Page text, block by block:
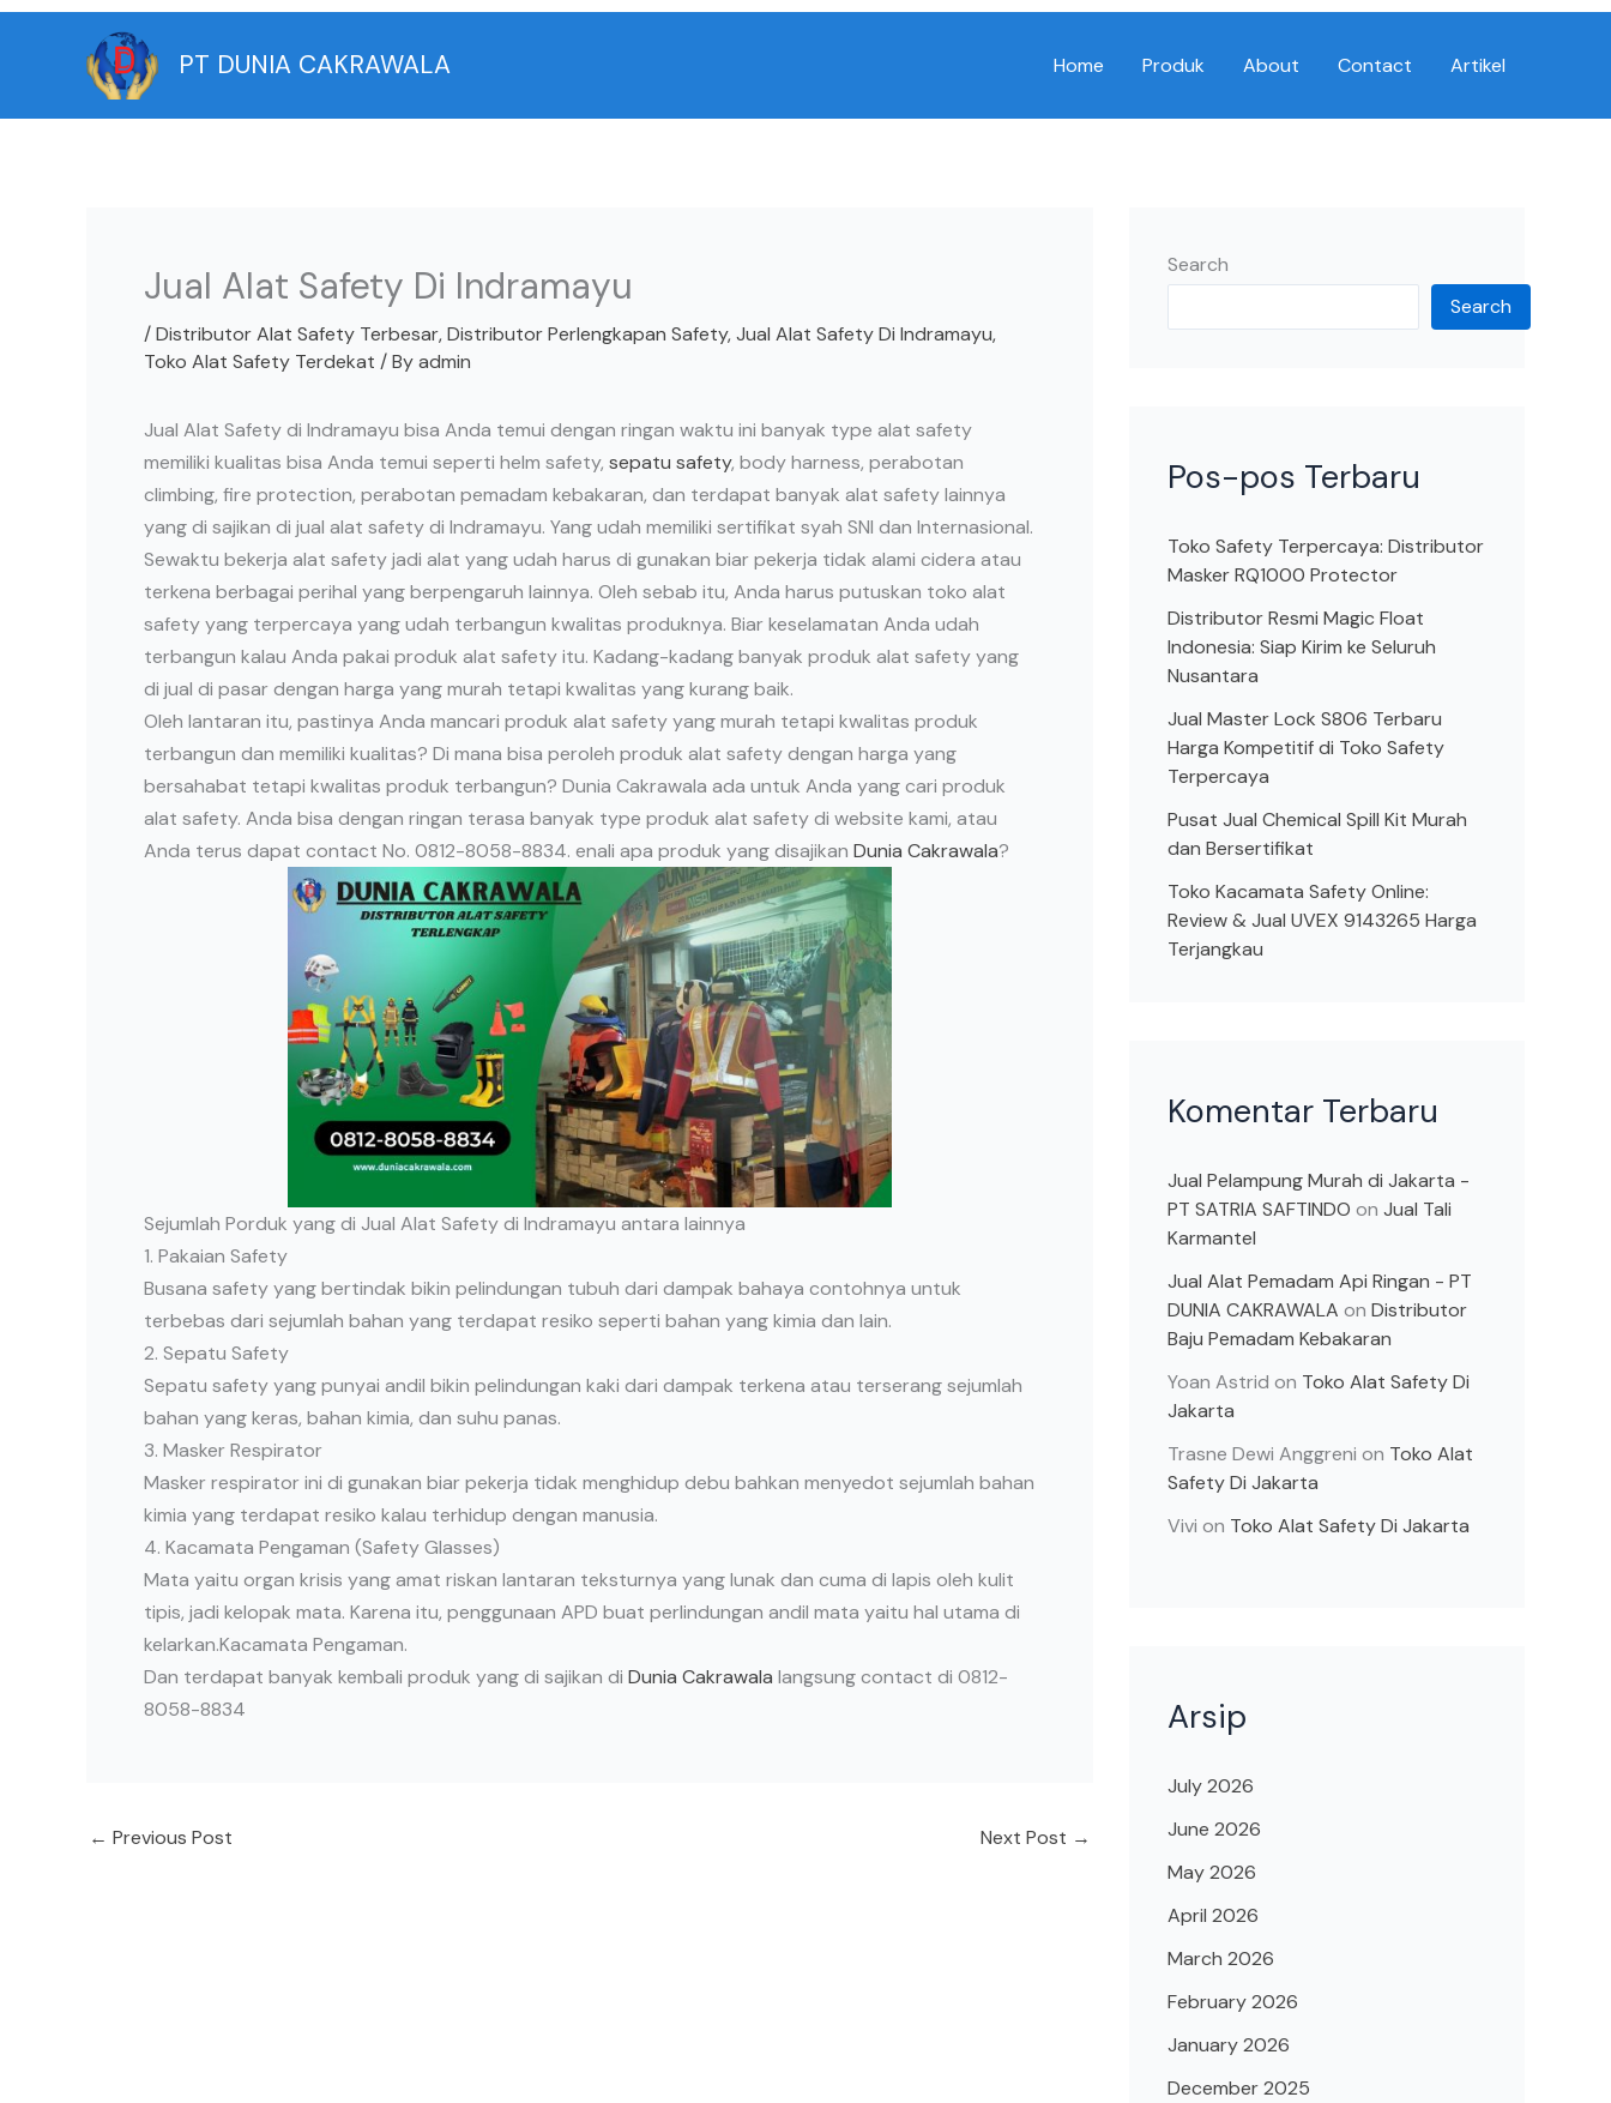
Skip
PT DUNIA CAKRAWALA Home Produk About Contact Artikel
Jual Alat Safety Di Indramayu
/Distributor Alat Safety Terbesar,Distributor Perlengkapan Safety,Jual Alat Safety Di Indramayu,
Toko Alat Safety Terdekat / Byadmin
Jual Alat Safety di Indramayu bisa Anda temui dengan ringan waktu ini banyak type alat safety
memiliki kualitas bisa Anda temui seperti helm safety, sepatu safety, body harness, perabotan
climbing, fire protection, perabotan pemadam kebakaran, dan terdapat banyak alat safety lainnya
yang di sajikan di jual alat safety di Indramayu. Yang udah memiliki sertifikat syah SNI dan Internasional.
Sewaktu bekerja alat safety jadi alat yang udah harus di gunakan biar pekerja tidak alami cidera atau
terkena berbagai perihal yang berpengaruh lainnya. Oleh sebab itu, Anda harus putuskan toko alat
safety yang terpercaya yang udah terbangun kwalitas produknya. Biar keselamatan Anda udah
terbangun kalau Anda pakai produk alat safety itu. Kadang-kadang banyak produk alat safety yang
di jual di pasar dengan harga yang murah tetapi kwalitas yang kurang baik.
Oleh lantaran itu, pastinya Anda mancari produk alat safety yang murah tetapi kwalitas produk
terbangun dan memiliki kualitas? Di mana bisa peroleh produk alat safety dengan harga yang
bersahabat tetapi kwalitas produk terbangun? Dunia Cakrawala ada untuk Anda yang cari produk
alat safety. Anda bisa dengan ringan terasa banyak type produk alat safety di website kami, atau
Anda terus dapat contact No. 0812-8058-8834. enali apa produk yang disajikan Dunia Cakrawala?
Sejumlah Porduk yang di Jual Alat Safety di Indramayu antara lainnya
1. Pakaian Safety
Busana safety yang bertindak bikin pelindungan tubuh dari dampak bahaya contohnya untuk
terbebas dari sejumlah bahan yang terdapat resiko seperti bahan yang kimia dan lain.
2. Sepatu Safety
Sepatu safety yang punyai andil bikin pelindungan kaki dari dampak terkena atau terserang sejumlah
bahan yang keras, bahan kimia, dan suhu panas.
3. Masker Respirator
Masker respirator ini di gunakan biar pekerja tidak menghidup debu bahkan menyedot sejumlah bahan
kimia yang terdapat resiko kalau terhidup dengan manusia.
4. Kacamata Pengaman (Safety Glasses)
Mata yaitu organ krisis yang amat riskan lantaran teksturnya yang lunak dan cuma di lapis oleh kulit
tipis, jadi kelopak mata. Karena itu, penggunaan APD buat perlindungan andil mata yaitu hal utama di
kelarkan.Kacamata Pengaman.
Dan terdapat banyak kembali produk yang di sajikan di Dunia Cakrawala langsung contact di 0812-
8058-8834
← Previous Post Next Post →
Search
Search
Pos-pos Terbaru
Toko Safety Terpercaya: Distributor
Masker RQ1000 Protector
Distributor Resmi Magic Float
Indonesia: Siap Kirim ke Seluruh
Nusantara
Jual Master Lock S806 Terbaru
Harga Kompetitif di Toko Safety
Terpercaya
Pusat Jual Chemical Spill Kit Murah
dan Bersertifikat
Toko Kacamata Safety Online:
Review & Jual UVEX 9143265 Harga
Terjangkau
Komentar Terbaru
Jual Pelampung Murah di Jakarta -
PT SATRIA SAFTINDO on Jual Tali
Karmantel
Jual Alat Pemadam Api Ringan - PT
DUNIA CAKRAWALA on Distributor
Baju Pemadam Kebakaran
Yoan Astrid on Toko Alat Safety Di
Jakarta
Trasne Dewi Anggreni on Toko Alat
Safety Di Jakarta
Vivi on Toko Alat Safety Di Jakarta
Arsip
July 2026
June 2026
May 2026
April 2026
March 2026
February 2026
January 2026
December 2025